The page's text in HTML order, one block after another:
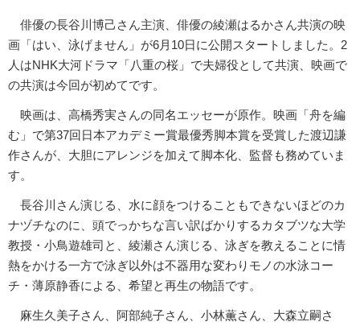
俳優の長谷川博己さん主演、俳優の綾瀬はるかさん共演の映
画「はい、泳げません」が6月10日に公開スタートしました。2
人はNHK大河ドラマ「八重の桜」で夫婦役として共演、映画で
の共演は今回が初めてです。
映画は、高橋秀実さんの同名エッセーが原作。映画「舟を編
む」で第37回日本アカデミー賞最優秀脚本賞を受賞した渡辺謙
作さんが、大胆にアレンジを加えて脚本化、監督も務めていま
す。
長谷川さん演じる、水に顔をつけることもできないほどのカ
ナヅチなのに、頭でっかちな言い訳ばかりするカタブツな大学
教授・小鳥遊雄司と、綾瀬さん演じる、泳ぎを教えることに情
熱をかける一方で泳ぎ以外は不器用な変わりモノの水泳コー
チ・薄原静香による、希望と再生の物語です。
麻生久美子さん、阿部純子さん、小林薫さん、大森立嗣さ